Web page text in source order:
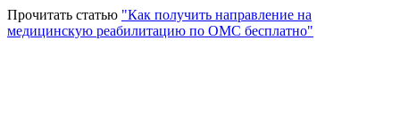
Прочитать статью "Как получить направление на
медицинскую реабилитацию по ОМС бесплатно"